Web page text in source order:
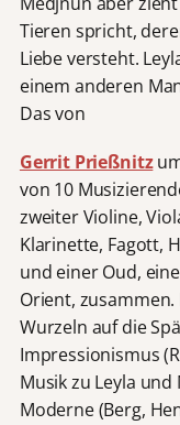
Tieren spricht,
Liebe versteht.
einem anderen
Das von
Gerrit Prießnitz
von 10
zweiter Violine,
Klarinette, Fagott,
und einer Oud,
Orient,
Wurzeln auf die
Impressionismus
Musik zu Leyla
Moderne (Berg,